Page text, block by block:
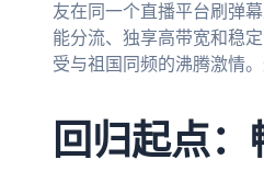
友在同一个直播平台刷弹
能分流、独享高带宽和稳
受与祖国同频的沸腾激情
回归起点